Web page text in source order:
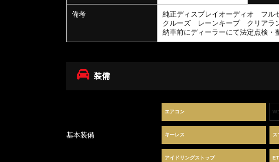
備考
純正ディスプレイオーディオ フ
クルーズ レーンキープ クリアラ
納車前にディーラーにて法定点検・
装備
基本装備
エアコン W
キーレス ス
アイドリングストップ